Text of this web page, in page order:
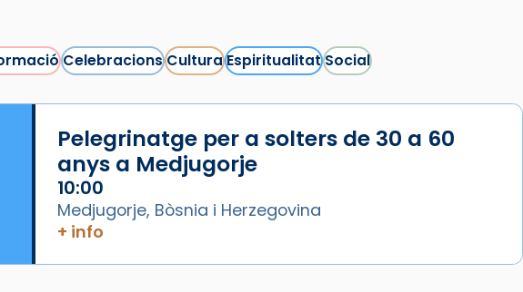
CelebracionsCulturaEspiritualitatSocial
Pelegrinatge per a solters de 30 a 60
anys a Medjugorje
10:00
Medjugorje, Bòsnia i Herzegovina
+ info